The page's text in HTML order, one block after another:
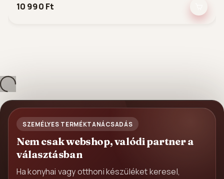
10 990 Ft
SZEMÉLYES TERMÉKTANÁCSADÁS
Nem csak webshop, valódi partner a
választásban
Ha konyhai vagy otthoni készüléket keresel,